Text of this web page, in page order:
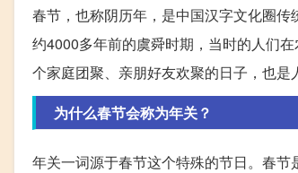
春节，也称阴历年，是中国汉字文化圈
约4000多年前的虞舜时期，当时的人们
个家庭团聚、亲朋好友欢聚的日子，也是
为什么春节会称为年关？
年关一词源于春节这个特殊的节日。春